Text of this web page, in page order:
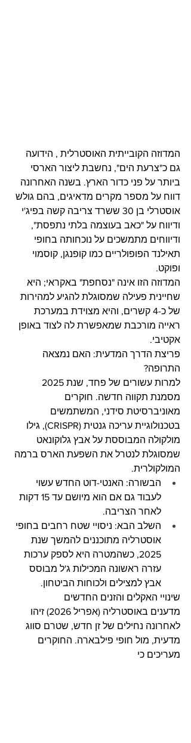
המדוזה הקובייתית האוסטרלית , הידועה
גם כ"צרעת הים", נחשבת ליצור הארסי
ביותר על פני כדור הארץ. בשנה האחרונה
דווח על מספר מקרים מדאיגים, בהם גולש
אוסטרלי בן 30 ששרד צריבה קשה בפיג'י
ודיווח על "כאב בעוצמה בלתי נתפסת",
ודיווחים מתמשכים על נוכחותה בחופי
תאילנד הפופולריים כמו קופנגן, קוסמוי
ופוקט.
המדוזה הזו אינה "נסחפת" באקראי; היא
שחיינית פעילה שמסוגלת להגיע למהירות
של כ-4 קשרים, והיא מצוידת במערכת
ראייה מורכבת שמאפשרת לה לצוד באופן
אקטיבי.
פריצת הדרך המדעית: האם נמצאה
התרופה?
מסמנת תקווה חדשה. חוקרים
מאוניברסיטת סידני, המשתמשים
בטכנולוגיית עריכה גנטית (CRISPR), גילו
מולקולה המבוססת על אבץ גלוקונאט
שמסוגלת לנטרל את השפעת הארס ברמה
המולקולרית.
הבשורה: האנטי-דוט החדש עשוי
לעבוד גם אם הוא מיושם עד 15 דקות
לאחר הצריבה.
השלב הבא: ניסויי שטח רחבים בחופי
אוסטרליה מתוכננים להמשך שנת
2025, כשהמטרה היא לספק ערכות
עזרה ראשונה המכילות ג'ל מבוסס
אבץ למצילים ולכוחות הביטחון.
שינויי האקלים והזנים החדשים
מדענים באוסטרליה (אפריל 2026) זיהו
לאחרונה נחילים של זן חדש, שטרם סווג
מדעית, מול חופי פילבארה. החוקרים
מעריכים כי